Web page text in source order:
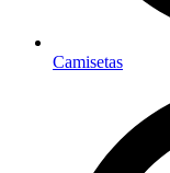
Camisetas